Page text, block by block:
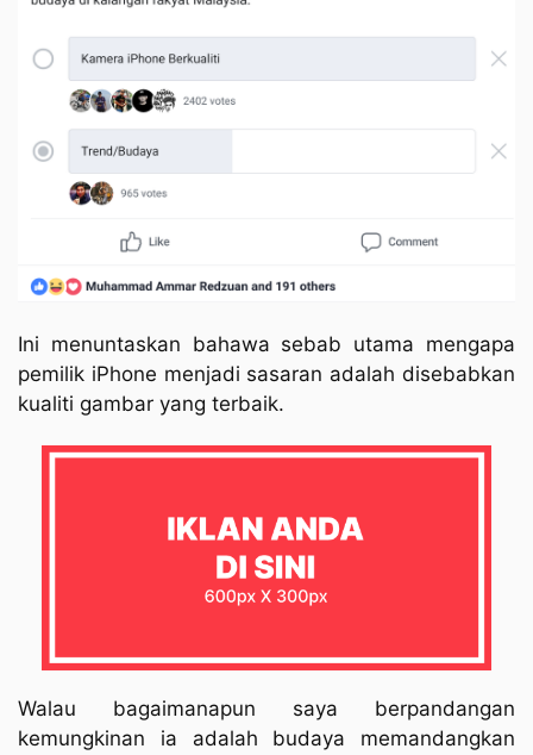
Ini menuntaskan bahawa sebab utama mengapa
pemilik iPhone menjadi sasaran adalah disebabkan
kualiti gambar yang terbaik.
Walau bagaimanapun saya berpandangan
kemungkinan ia adalah budaya memandangkan